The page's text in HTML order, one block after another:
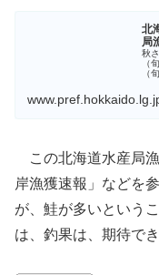
北
局
秋
（
（
この北海道水産局
岸漁獲速報」などを
が、鮭が多いという
は、釣果は、期待でき